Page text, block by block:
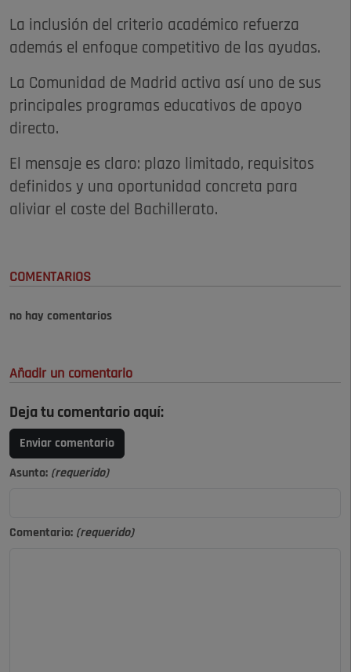
La inclusión del criterio académico refuerza
además el enfoque competitivo de las ayudas.
La Comunidad de Madrid activa así uno de sus
principales programas educativos de apoyo
directo.
El mensaje es claro: plazo limitado, requisitos
definidos y una oportunidad concreta para
aliviar el coste del Bachillerato.
COMENTARIOS
no hay comentarios
Añadir un comentario
Deja tu comentario aquí:
Enviar comentario
Asunto: (requerido)
Comentario: (requerido)